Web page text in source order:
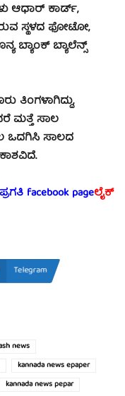
ಆಧಾರ್ ಕಾರ್ಡ್,
ಸ್ಥಳದ ಫೋಟೋ,
ಬ್ಯಾಂಕ್ ಬ್ಯಾಲೆನ್ಸ್
ಮತ್ತೆ ಸಾಲ
ಒದಗಿಸಿ ಸಾಲದ
facebook pageಲೈಕ್
Telegram
news
kannada news epaper
kannada news pepar